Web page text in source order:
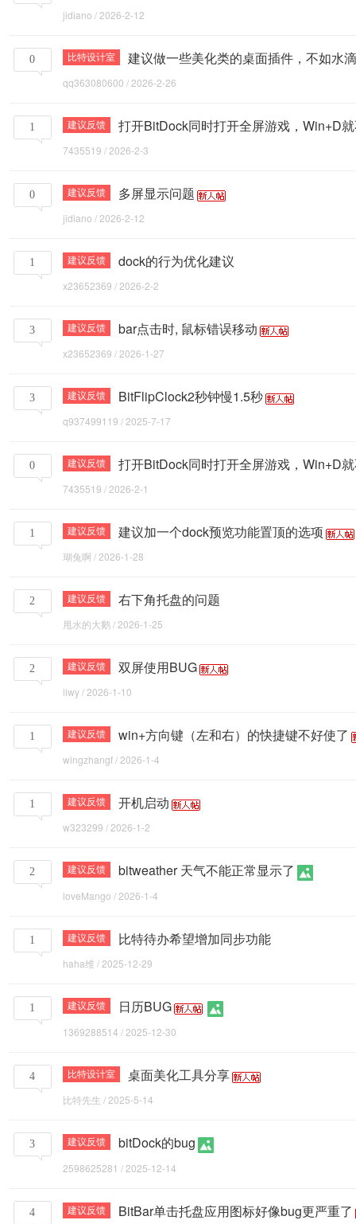
jidiano / 2026-2-12
0 比特设计室 建议做一些美化类的桌面插件，不如水
qq363080600 / 2026-2-26
1 建议反馈 打开BitDock同时打开全屏游戏，Win+D
7435519 / 2026-2-3
0 建议反馈 多屏显示问题
jidiano / 2026-2-12
1 建议反馈 dock的行为优化建议
x23652369 / 2026-2-2
3 建议反馈 bar点击时, 鼠标错误移动
x23652369 / 2026-1-27
3 建议反馈 BitFlipClock2秒钟慢1.5秒
q937499119 / 2025-7-17
0 建议反馈 打开BitDock同时打开全屏游戏，Win+D
7435519 / 2026-2-1
1 建议反馈 建议加一个dock预览功能置顶的选项
瑚兔啊 / 2026-1-28
2 建议反馈 右下角托盘的问题
甩水的大鹅/ 2026-1-25
2 建议反馈 双屏使用BUG
liwy/ 2026-1-10
1 建议反馈 win+方向键（左和右）的快捷键不好使了
wingzhangf/ 2026-1-4
1 建议反馈 开机启动
w323299 / 2026-1-2
2 建议反馈 bitweather 天气不能正常显示了
loveMango / 2026-1-4
1 建议反馈 比特待办希望增加同步功能
haha维 / 2025-12-29
1 建议反馈 日历BUG
1369288514 / 2025-12-30
4 比特设计室 桌面美化工具分享
比特先生 / 2025-5-14
3 建议反馈 bitDock的bug
2598625281 / 2025-12-14
4 建议反馈 BitBar单击托盘应用图标好像bug更严重了